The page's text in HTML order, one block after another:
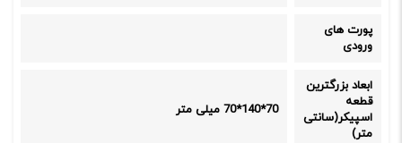
پورت های
ورودی
ابعاد بزرگترین
قطعه
اسپیکر(سانتی
متر)
70*140*70 میلی متر